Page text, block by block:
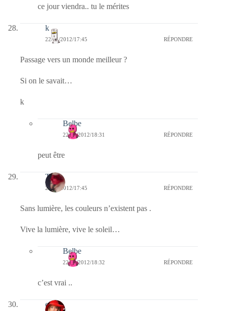
ce jour viendra.. tu le mérites
k
22/01/2012/17:45 RÉPONDRE
Passage vers un monde meilleur ?
Si on le savait…
k
Belbe
22/01/2012/18:31 RÉPONDRE
peut être
Titia
22/01/2012/17:45 RÉPONDRE
Sans lumière, les couleurs n’existent pas .
Vive la lumière, vive le soleil…
Belbe
22/01/2012/18:32 RÉPONDRE
c’est vrai ..
ema